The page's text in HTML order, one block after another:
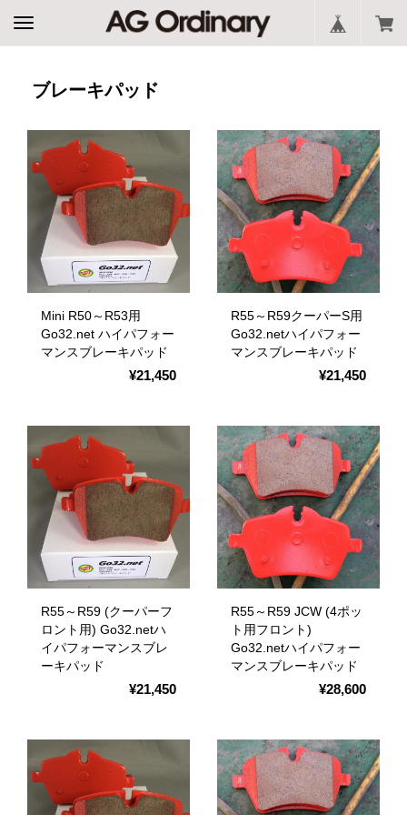
ブレーキパッド
Mini R50～R53用
Go32.net ハイパフォー
マンスブレーキパッド
¥21,450
R55～R59クーパーS用
Go32.netハイパフォー
マンスブレーキパッド
¥21,450
R55～R59 (クーパーフ
ロント用) Go32.netハ
イパフォーマンスブレ
ーキパッド
¥21,450
R55～R59 JCW (4ポッ
ト用フロント)
Go32.netハイパフォー
マンスブレーキパッド
¥28,600